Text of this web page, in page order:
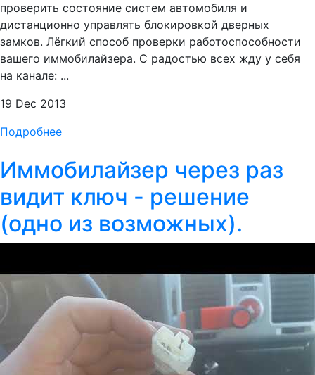
проверить состояние систем автомобиля и
дистанционно управлять блокировкой дверных
замков. Лёгкий способ проверки работоспособности
вашего иммобилайзера. С радостью всех жду у себя
на канале: ...
19 Dec 2013
Подробнее
Иммобилайзер через раз
видит ключ - решение
(одно из возможных).